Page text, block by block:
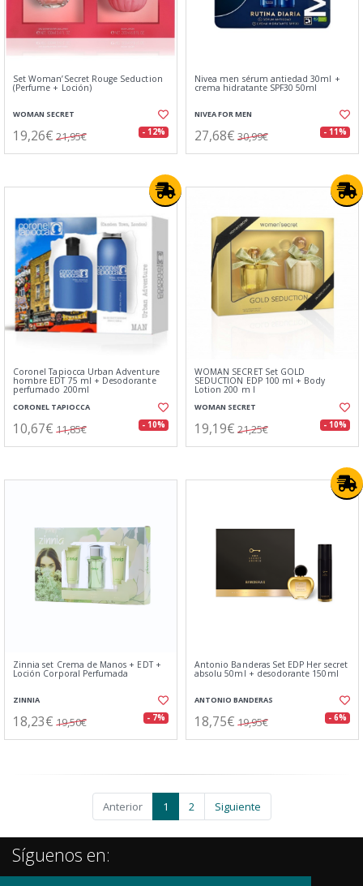
Set Woman’Secret Rouge Seduction
(Perfume + Loción)
WOMAN SECRET
19,26€ 21,95€ - 12%
Nivea men sérum antiedad 30ml +
crema hidratante SPF30 50ml
NIVEA FOR MEN
27,68€ 30,99€ - 11%
Coronel Tapiocca Urban Adventure
hombre EDT 75 ml + Desodorante
perfumado 200ml
CORONEL TAPIOCCA
10,67€ 11,85€ - 10%
WOMAN SECRET Set GOLD
SEDUCTION EDP 100 ml + Body
Lotion 200 m l
WOMAN SECRET
19,19€ 21,25€ - 10%
Zinnia set Crema de Manos + EDT +
Loción Corporal Perfumada
ZINNIA
18,23€ 19,50€ - 7%
Antonio Banderas Set EDP Her secret
absolu 50ml + desodorante 150ml
ANTONIO BANDERAS
18,75€ 19,95€ - 6%
Anterior 1 2 Siguiente
Síguenos en: